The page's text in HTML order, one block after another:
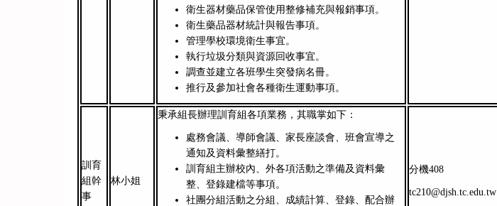
衛生器材藥品保管使用整修補充與報銷事項。
衛生藥品器材統計與報告事項。
管理學校環境衛生事宜。
執行垃圾分類與資源回收事宜。
調查並建立各班學生突發病名冊。
推行及參加社會各種衛生運動事項。
訓育
組幹
事
林小姐
秉承組長辦理訓育組各項業務，其職掌如下：
處務會議、導師會議、家長座談會、班會宣導之
通知及資料彙整繕打。
訓育組主辦校內、外各項活動之準備及資料彙
整、登錄建檔等事項。
社團分組活動之分組、成績計算、登錄、配合辦
分機408
tc210@djsh.tc.edu.tw